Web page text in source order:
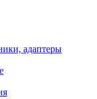
адаптеры